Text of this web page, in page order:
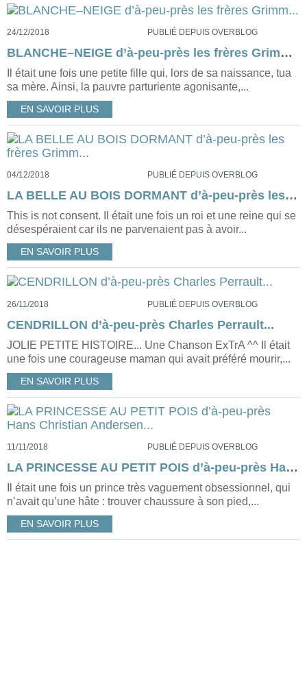
24/12/2018 PUBLIÉ DEPUIS OVERBLOG
BLANCHE–NEIGE d’à-peu-près les frères Grimm...
Il était une fois une petite fille qui, lors de sa naissance, tua
sa mère. Ainsi, la pauvre parturiente agonisante,...
EN SAVOIR PLUS
04/12/2018 PUBLIÉ DEPUIS OVERBLOG
LA BELLE AU BOIS DORMANT d’à-peu-près les frères Grimm...
This is not consent. Il était une fois un roi et une reine qui se
désespéraient car ils ne parvenaient pas à avoir...
EN SAVOIR PLUS
26/11/2018 PUBLIÉ DEPUIS OVERBLOG
CENDRILLON d’à-peu-près Charles Perrault...
JOLIE PETITE HISTOIRE... Une Chanson ExTrA ^^ Il était
une fois une courageuse maman qui avait préféré mourir,...
EN SAVOIR PLUS
11/11/2018 PUBLIÉ DEPUIS OVERBLOG
LA PRINCESSE AU PETIT POIS d’à-peu-près Hans Christian Andersen...
Il était une fois un prince très vaguement obsessionnel, qui
n’avait qu’une hâte : trouver chaussure à son pied,...
EN SAVOIR PLUS